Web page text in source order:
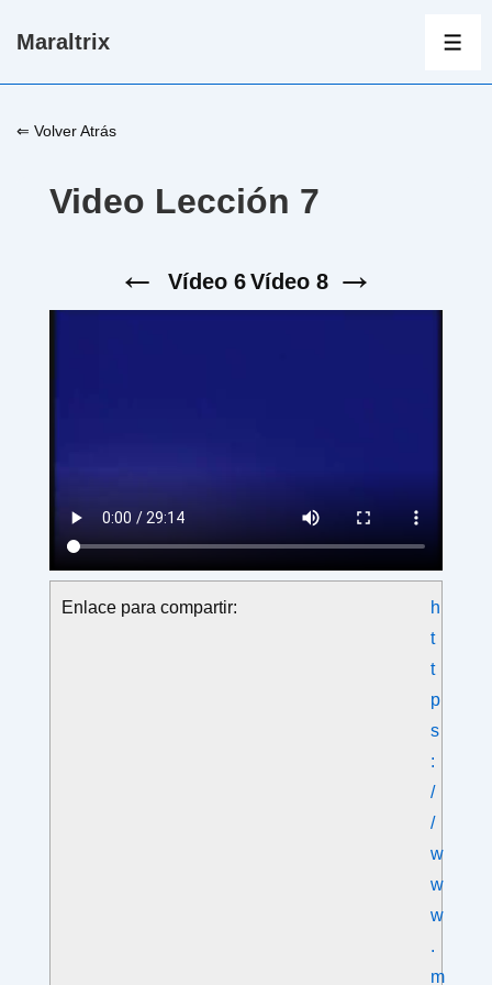
Saltar
principal
Maraltrix
⇐ Volver Atrás
Video Lección 7
← Vídeo 6Vídeo 8 →
Enlace para compartir:
h
t
t
p
s
:
/
/
w
w
w
.
m